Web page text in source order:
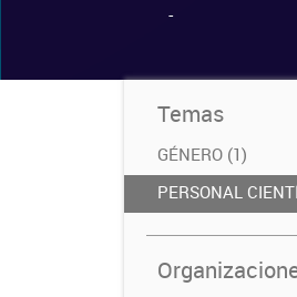
-
Temas
GÉNERO (1)
PERSONAL